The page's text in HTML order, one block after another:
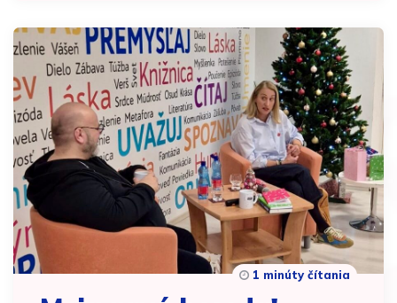
1 minúty čítania